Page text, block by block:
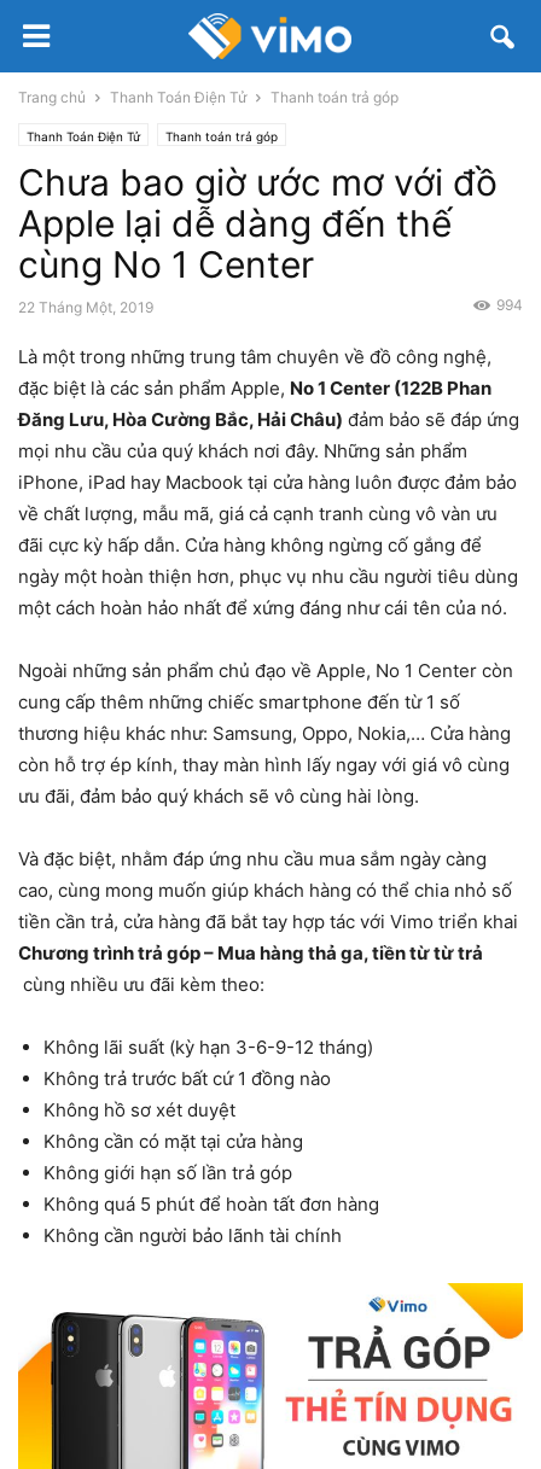
Trang chủ Thanh Toán Điện Tử Thanh toán trả góp
Thanh Toán Điện Tử Thanh toán trả góp
Chưa bao giờ ước mơ với đồ
Apple lại dễ dàng đến thế
cùng No 1 Center
22 Tháng Một, 2019 994
Là một trong những trung tâm chuyên về đồ công nghệ,
đặc biệt là các sản phẩm Apple, No 1 Center (122B Phan
Đăng Lưu, Hòa Cường Bắc, Hải Châu) đảm bảo sẽ đáp ứng
mọi nhu cầu của quý khách nơi đây. Những sản phẩm
iPhone, iPad hay Macbook tại cửa hàng luôn được đảm bảo
về chất lượng, mẫu mã, giá cả cạnh tranh cùng vô vàn ưu
đãi cực kỳ hấp dẫn. Cửa hàng không ngừng cố gắng để
ngày một hoàn thiện hơn, phục vụ nhu cầu người tiêu dùng
một cách hoàn hảo nhất để xứng đáng như cái tên của nó.
Ngoài những sản phẩm chủ đạo về Apple, No 1 Center còn
cung cấp thêm những chiếc smartphone đến từ 1 số
thương hiệu khác như: Samsung, Oppo, Nokia,… Cửa hàng
còn hỗ trợ ép kính, thay màn hình lấy ngay với giá vô cùng
ưu đãi, đảm bảo quý khách sẽ vô cùng hài lòng.
Và đặc biệt, nhằm đáp ứng nhu cầu mua sắm ngày càng
cao, cùng mong muốn giúp khách hàng có thể chia nhỏ số
tiền cần trả, cửa hàng đã bắt tay hợp tác với Vimo triển khai
Chương trình trả góp – Mua hàng thả ga, tiền từ từ trả
cùng nhiều ưu đãi kèm theo:
Không lãi suất (kỳ hạn 3-6-9-12 tháng)
Không trả trước bất cứ 1 đồng nào
Không hồ sơ xét duyệt
Không cần có mặt tại cửa hàng
Không giới hạn số lần trả góp
Không quá 5 phút để hoàn tất đơn hàng
Không cần người bảo lãnh tài chính